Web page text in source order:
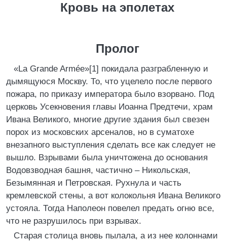
Кровь на эполетах
Пролог
«La Grande Armée»[1] покидала разграбленную и
дымящуюся Москву. То, что уцелело после первого
пожара, по приказу императора было взорвано. Под
церковь Усекновения главы Иоанна Предтечи, храм
Ивана Великого, многие другие здания был свезен
порох из московских арсеналов, но в суматохе
внезапного выступления сделать все как следует не
вышло. Взрывами была уничтожена до основания
Водовзводная башня, частично – Никольская,
Безымянная и Петровская. Рухнула и часть
кремлевской стены, а вот колокольня Ивана Великого
устояла. Тогда Наполеон повелел предать огню все,
что не разрушилось при взрывах.
Старая столица вновь пылала, а из нее колоннами